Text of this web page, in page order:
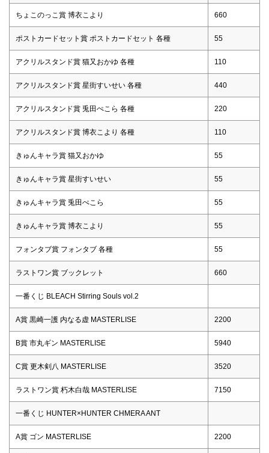
ちょこのっこ賞 博衣こより 660
ポストカードセット賞 ポストカードセット 各種 55
アクリルスタンド賞 猫又おかゆ 各種 110
アクリルスタンド賞 星街すいせい 各種 440
アクリルスタンド賞 兎田ぺこら 各種 220
アクリルスタンド賞 博衣こより 各種 110
きゅんキャラ賞 猫又おかゆ 55
きゅんキャラ賞 星街すいせい 55
きゅんキャラ賞 兎田ぺこら 55
きゅんキャラ賞 博衣こより 55
フォンタブ賞 フォンタブ 各種 55
ラストワン賞 ブックレット 660
一番くじ BLEACH Stirring Souls vol.2
A賞 黒崎一護 内なる虚 MASTERLISE 2200
B賞 市丸ギン MASTERLISE 5940
C賞 更木剣八 MASTERLISE 3520
ラストワン賞 朽木白哉 MASTERLISE 7150
一番くじ HUNTER×HUNTER CHMERA ANT
A賞 ゴン MASTERLISE 2200